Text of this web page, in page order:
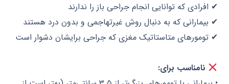
✔ افرادی که توانایی انجام جراحی باز را ندارند
✔ بیمارانی که به دنبال روش غیرتهاجمی و بدون درد هستند
✔ تومورهای متاستاتیک مغزی که جراحی برایشان دشوار است
نامناسب برای: